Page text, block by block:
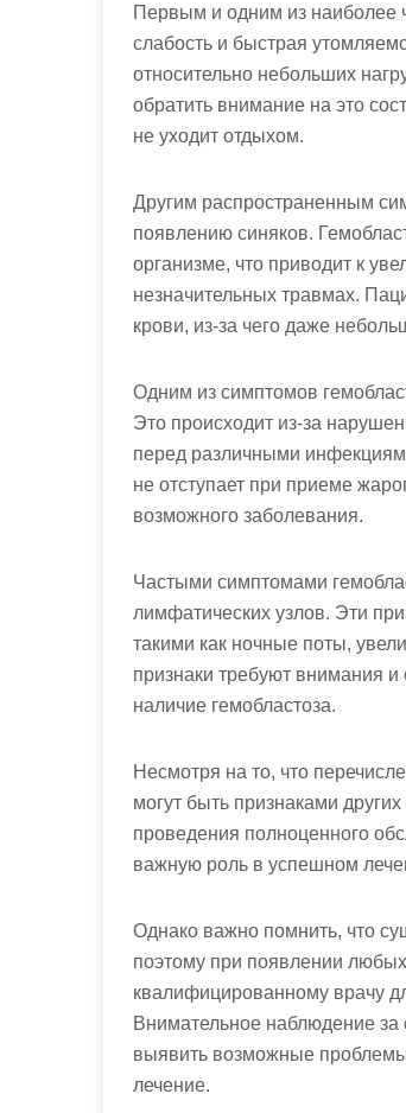
Первым и одним из наиболее
слабость и быстрая
относительно небольших
обратить внимание на это
не уходит отдыхом.
Другим распространенным
появлению синяков.
организме, что приводит к
незначительных травмах.
крови, из-за чего даже
Одним из симптомов
Это происходит из-за
перед различными
не отступает при приеме
возможного заболевания.
Частыми симптомами
лимфатических узлов. Эти
такими как ночные поты,
признаки требуют внимания
наличие гемобластоза.
Несмотря на то, что
могут быть признаками
проведения полноценного
важную роль в успешном
Однако важно помнить, что
поэтому при появлении
квалифицированному врачу
Внимательное наблюдение
выявить возможные
лечение.